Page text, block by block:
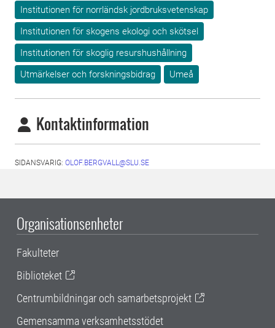
Institutionen för norrländsk jordbruksvetenskap
Institutionen för skogens ekologi och skötsel
Institutionen för skoglig resurshushållning
Utmärkelser och forskningsbidrag
Umeå
Kontaktinformation
SIDANSVARIG: OLOF.BERGVALL@SLU.SE
Organisationsenheter
Fakulteter
Biblioteket
Centrumbildningar och samarbetsprojekt
Gemensamma verksamhetsstödet